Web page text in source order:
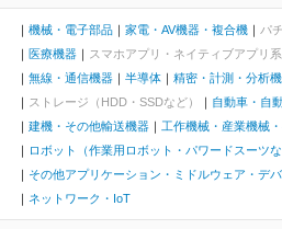
機械・電子部品 家電・AV機器・複合機
パ
医療機器
スマホアプリ・ネイティブアプリ
無線・通信機器
半導体
精密・計測・分析機
ストレージ（HDD・SSDなど）
自動車・自
建機・その他輸送機器
工作機械・産業機械
ロボット（作業用ロボット・パワードスーツな
その他アプリケーション・ミドルウェア・デ
ネットワーク・IoT